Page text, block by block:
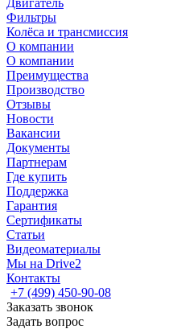
Двигатель
Фильтры
Колёса и трансмиссия
О компании
О компании
Преимущества
Производство
Отзывы
Новости
Вакансии
Документы
Партнерам
Где купить
Поддержка
Гарантия
Сертификаты
Статьи
Видеоматериалы
Мы на Drive2
Контакты
+7 (499) 450-90-08
Заказать звонок
Задать вопрос